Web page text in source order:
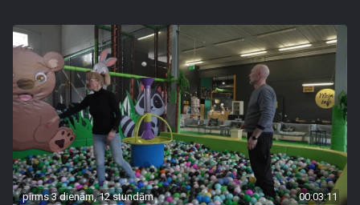
pirms 3 dienām, 12 stundām 00:03:11